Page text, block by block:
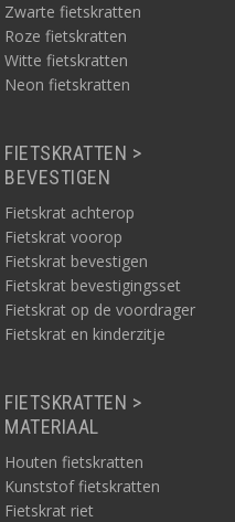
Zwarte fietskratten
Roze fietskratten
Witte fietskratten
Neon fietskratten
FIETSKRATTEN >
BEVESTIGEN
Fietskrat achterop
Fietskrat voorop
Fietskrat bevestigen
Fietskrat bevestigingsset
Fietskrat op de voordrager
Fietskrat en kinderzitje
FIETSKRATTEN >
MATERIAAL
Houten fietskratten
Kunststof fietskratten
Fietskrat riet